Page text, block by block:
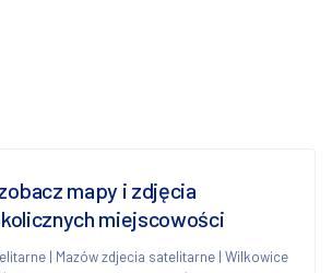
mapy i zdjęcia
miejscowości
| Mazów zdjecia satelitarne | Wilkowice